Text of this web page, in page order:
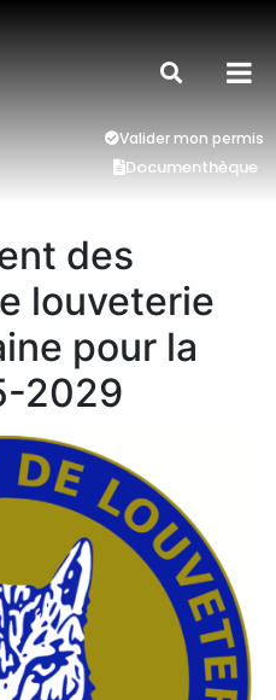
Valider mon permis
Documenthèque
des
louveterie
pour la
2029